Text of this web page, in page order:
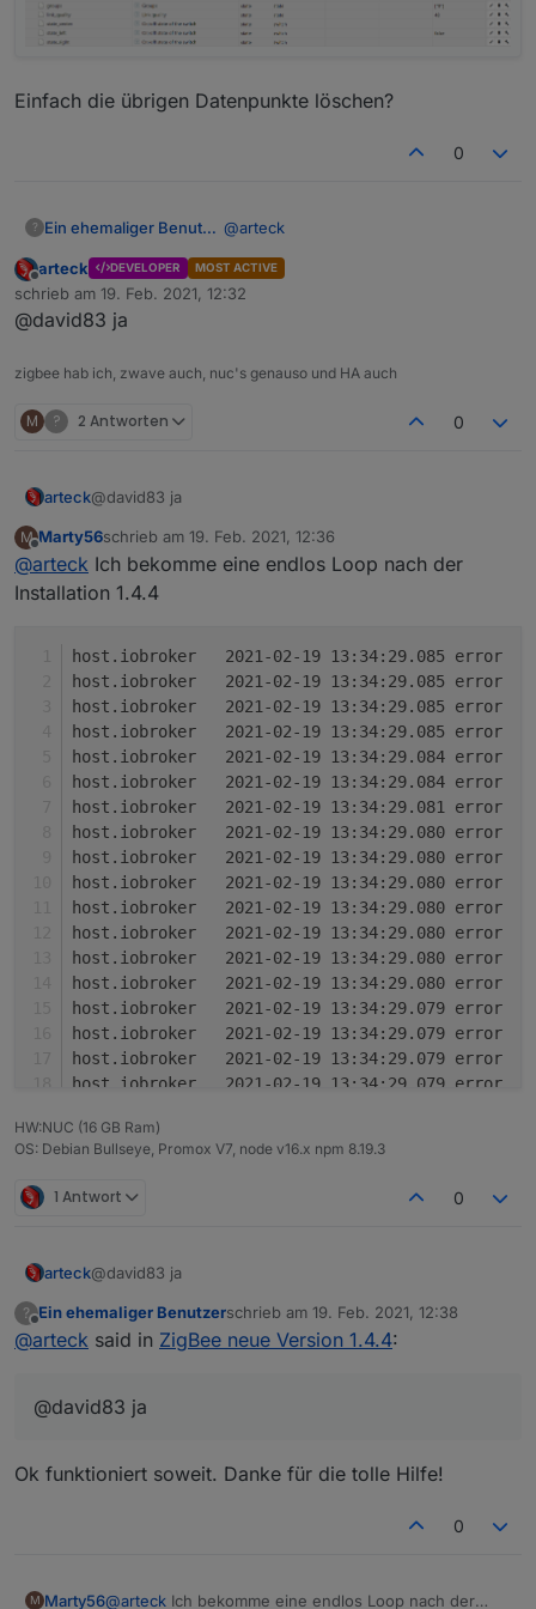
Einfach die übrigen Datenpunkte löschen?
0
? Ein ehemaliger Benutzer @arteck
Ja es gibt ein neues Gerät, allerdings
mit 3 States für 3 Schalter.
Einfach die übrigen Datenpunkte
Offline
arteck DEVELOPER MOST ACTIVE
schrieb am 19. Feb. 2021, 12:32
zuletzt editiert von
@david83 ja
zigbee hab ich, zwave auch, nuc's genauso und HA auch
M ? 2 Antworten 0
arteck@david83 ja
M
Offline
Marty56schrieb am 19. Feb. 2021, 12:36
zuletzt editiert von
@arteck Ich bekomme eine endlos Loop nach der
Installation 1.4.4
HW:NUC (16 GB Ram)
OS: Debian Bullseye, Promox V7, node v16.x npm 8.19.3
1 Antwort 0
arteck@david83 ja
?
Offline
Ein ehemaliger Benutzerschrieb am 19. Feb. 2021, 12:38
zuletzt editiert von
@arteck said in ZigBee neue Version 1.4.4:
@david83 ja
Ok funktioniert soweit. Danke für die tolle Hilfe!
0
M Marty56@arteck Ich bekomme eine endlos Loop nach der